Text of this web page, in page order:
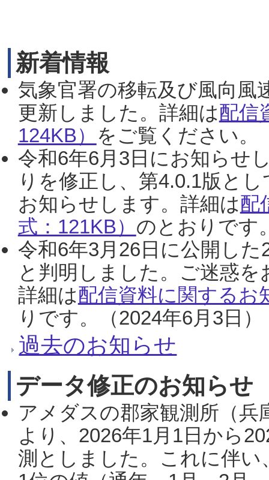
新着情報
気象官署の移転及び風向風
更新しました。詳細は配信
124KB） をご覧ください。
令和6年6月3日にお知らせ
りを修正し、第4.0.1版と
お知らせします。詳細は配
式：121KB） のとおりです
令和6年3月26日に公開し
と判明しました。ご迷惑
詳細は配信資料に関するお
りです。（2024年6月3日）
過去のお知らせ
データ修正のお知らせ
アメダスの郡家観測所（
より、2026年1月1日から
測としました。これに伴い